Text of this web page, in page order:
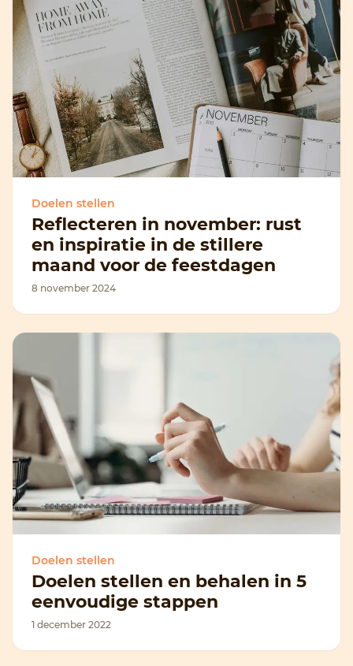
Doelen stellen
Reflecteren in november: rust
en inspiratie in de stillere
maand voor de feestdagen
8 november 2024
Doelen stellen
Doelen stellen en behalen in 5
eenvoudige stappen
1 december 2022